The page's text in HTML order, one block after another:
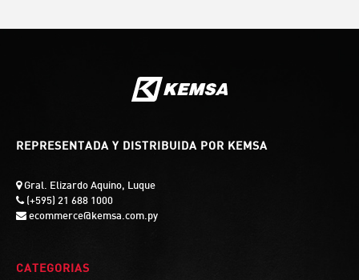
REPRESENTADA Y DISTRIBUIDA POR KEMSA
Gral. Elizardo Aquino, Luque
(+595) 21 688 1000
ecommerce@kemsa.com.py
CATEGORIAS